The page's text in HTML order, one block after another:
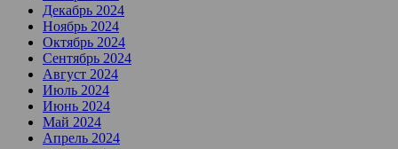
Декабрь 2024
Ноябрь 2024
Октябрь 2024
Сентябрь 2024
Август 2024
Июль 2024
Июнь 2024
Май 2024
Апрель 2024